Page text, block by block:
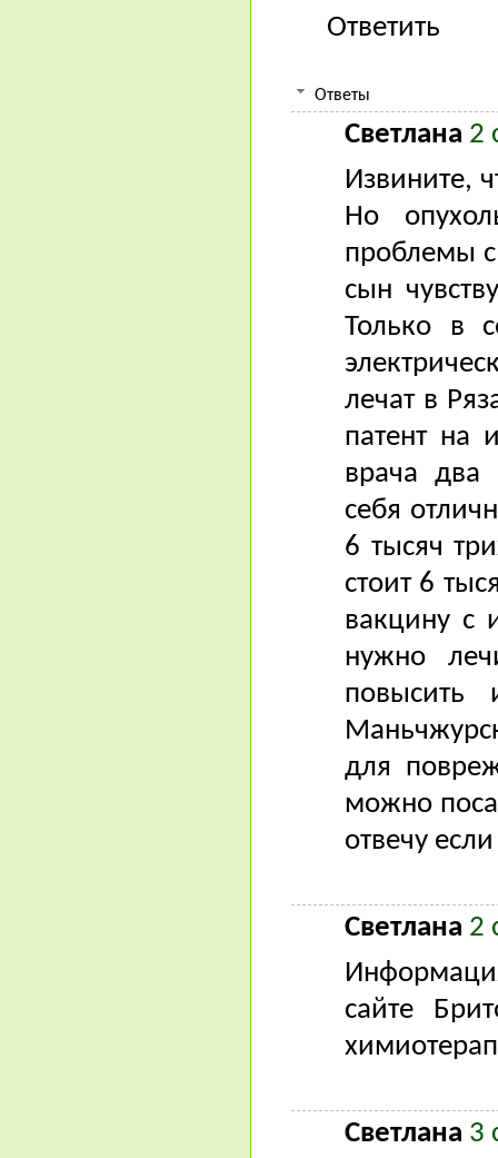
Ответить
Ответы
Светлана 2
Извините,
Но
проблемы
сын
Только в
лечат в
патент на
врача два
себя
6 тысяч
стоит 6
вакцину с
нужно
повысить
для
можно
отвечу
Светлана 2
сайте
Светлана 3